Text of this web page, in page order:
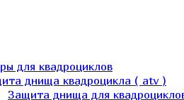
для квадроциклов
днища квадроцикла ( atv )
Защита днища для